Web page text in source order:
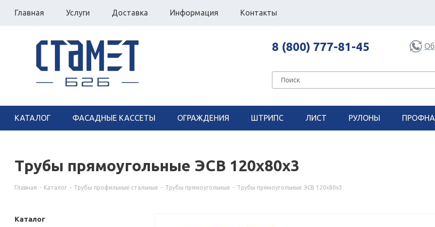
Главная Услуги Доставка Информация Контакты
8 (800) 777-81-45
КАТАЛОГ ФАСАДНЫЕ КАССЕТЫ ОГРАЖДЕНИЯ ШТРИПС ЛИСТ РУЛОНЫ
Трубы прямоугольные ЭСВ 120х80х3
Главная - Каталог - Трубы профильные стальные - Трубы прямоугольные - Трубы прямоугольные ЭСВ 120х80х3
Каталог